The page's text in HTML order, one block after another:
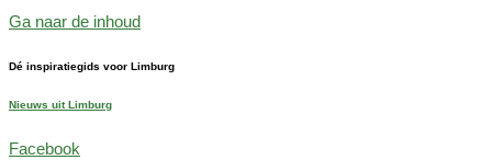
Ga naar de inhoud
Dé inspiratiegids voor Limburg
Nieuws uit Limburg
Facebook